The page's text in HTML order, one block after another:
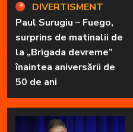
DIVERTISMENT
Paul Surugiu – Fuego,
surprins de matinalii de
la „Brigada devreme”
înaintea aniversării de
50 de ani